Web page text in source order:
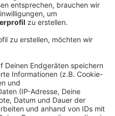
aus Rennrad und
um zügig auch auf
können. Zusammen
Kreisverwaltung ein
schaffen. Wenn die